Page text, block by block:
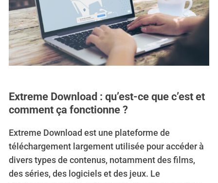
Extreme Download : qu’est-ce que c’est et
comment ça fonctionne ?
Extreme Download est une plateforme de
téléchargement largement utilisée pour accéder à
divers types de contenus, notamment des films,
des séries, des logiciels et des jeux. Le